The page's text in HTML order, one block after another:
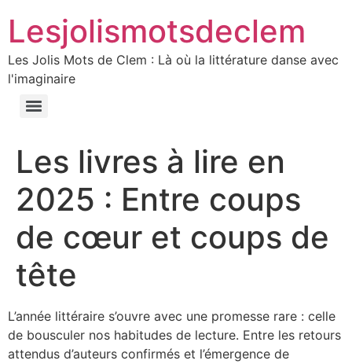
Lesjolismotsdeclem
Les Jolis Mots de Clem : Là où la littérature danse avec
l'imaginaire
Les livres à lire en
2025 : Entre coups
de cœur et coups de
tête
L’année littéraire s’ouvre avec une promesse rare : celle
de bousculer nos habitudes de lecture. Entre les retours
attendus d’auteurs confirmés et l’émergence de